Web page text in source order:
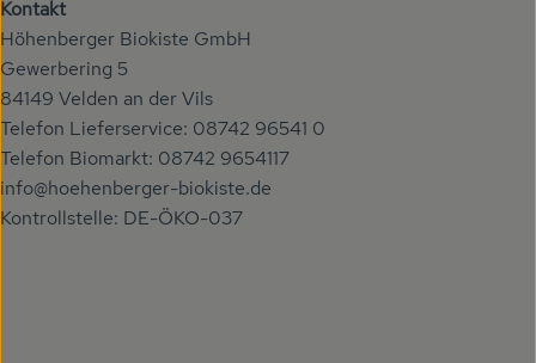
Kontakt
Höhenberger Biokiste GmbH
Gewerbering 5
84149 Velden an der Vils
Telefon Lieferservice: 08742 96541 0
Telefon Biomarkt: 08742 9654117
info@hoehenberger-biokiste.de
Kontrollstelle: DE-ÖKO-037